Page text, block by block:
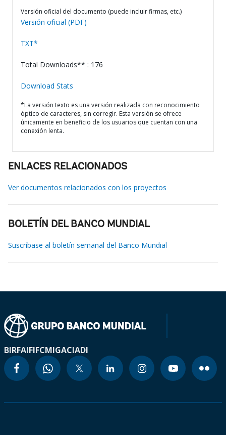
Versión oficial del documento (puede incluir firmas, etc.)
Versión oficial (PDF)
TXT*
Total Downloads** : 176
Download Stats
*La versión texto es una versión realizada con reconocimiento
óptico de caracteres, sin corregir. Esta versión se ofrece
únicamente en beneficio de los usuarios que cuentan con una
conexión lenta.
ENLACES RELACIONADOS
Ver documentos relacionados con los proyectos
BOLETÍN DEL BANCO MUNDIAL
Suscríbase al boletín semanal del Banco Mundial
BIRFAIFIFCMIGACIADI